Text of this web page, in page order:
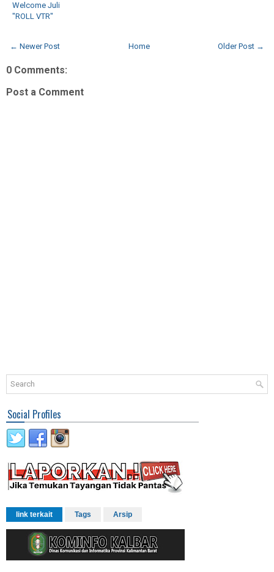
Welcome Juli
"ROLL VTR"
← Newer Post Older Post →
Home
0 Comments:
Post a Comment
Social Profiles
link terkait Tags Arsip